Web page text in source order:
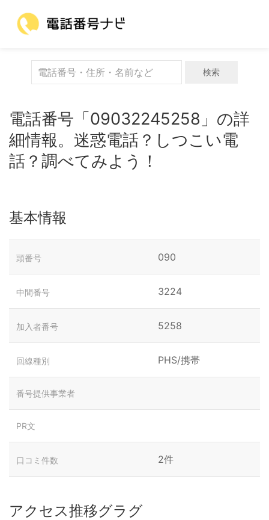
検索
電話番号「09032245258」の詳
細情報。迷惑電話？しつこい電
話？調べてみよう！
基本情報
頭番号 090
中間番号 3224
加入者番号 5258
回線種別 PHS/携帯
番号提供事業者
PR文
口コミ件数 2件
アクセス推移グラグ